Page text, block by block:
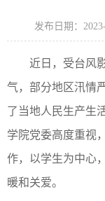
发布日期：
近日，受台风
气，部分地区汛情
了当地人民生产生
学院党委高度重视
作，以学生为中心
暖和关爱。